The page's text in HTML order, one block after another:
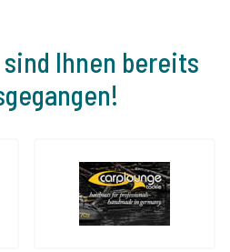
Ihnen bereits